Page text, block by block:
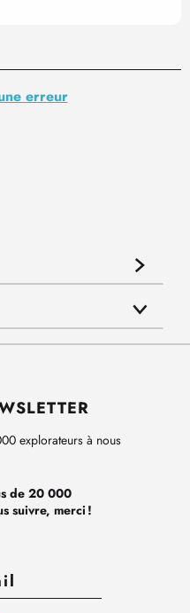
erreur
explorateurs à nous
de 20 000
suivre, merci !